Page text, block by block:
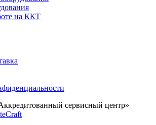
на ККТ
сервисный центр»